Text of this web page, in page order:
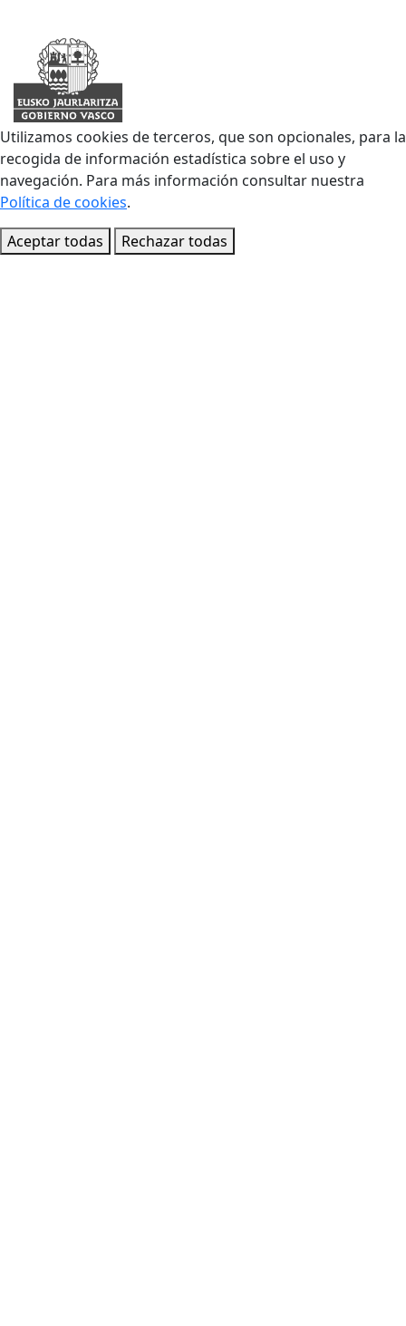
Utilizamos cookies de terceros, que son opcionales, para la
recogida de información estadística sobre el uso y
navegación. Para más información consultar nuestra
Política de cookies.
Aceptar todas
Rechazar todas